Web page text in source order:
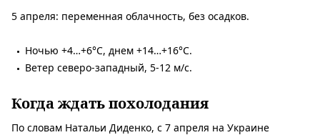
5 апреля: переменная облачность, без осадков.
Ночью +4…+6°C, днем ​​+14…+16°C.
Ветер северо-западный, 5-12 м/с.
Когда ждать похолодания
По словам Натальи Диденко, с 7 апреля на Украине